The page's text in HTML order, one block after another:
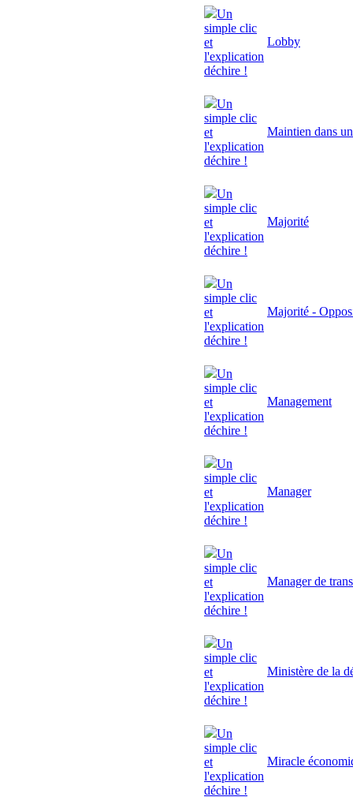
Un
simple clic
et
l'explication
déchire !
Lobby
Un
simple clic
et
l'explication
déchire !
Maintien dans
Un
simple clic
et
l'explication
déchire !
Majorité
Un
simple clic
et
l'explication
déchire !
Majorité -
Un
simple clic
et
l'explication
déchire !
Management
Un
simple clic
et
l'explication
déchire !
Manager
Un
simple clic
et
l'explication
déchire !
Manager de
Un
simple clic
et
l'explication
déchire !
Ministère de la
Un
simple clic
et
l'explication
déchire !
Miracle